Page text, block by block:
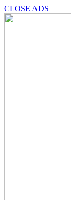
CLOSE ADS